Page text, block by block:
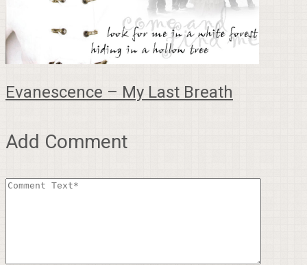
Evanescence – My Last Breath
Add Comment